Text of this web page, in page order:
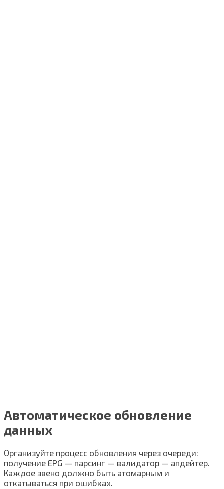
Автоматическое обновление
данных
Организуйте процесс обновления через очереди:
получение EPG — парсинг — валидатор — апдейтер.
Каждое звено должно быть атомарным и
откатываться при ошибках.